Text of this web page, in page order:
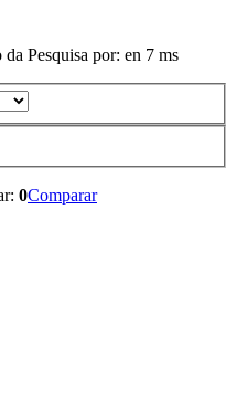
da Pesquisa por: en 7 ms
0Comparar